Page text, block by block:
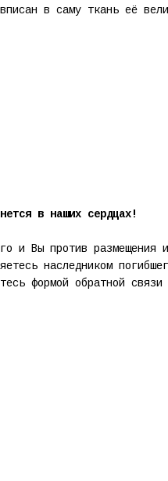
в саму ткань её
в наших сердцах!
и Вы против размещения
наследником
формой обратной связи